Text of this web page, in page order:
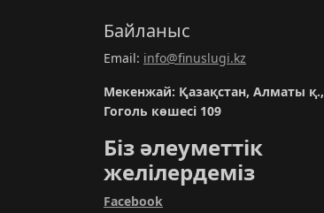
Байланыс
Email: info@finuslugi.kz
Мекенжай: Қазақстан, Алматы қ.,
Гоголь көшесі 109
Біз әлеуметтік
желілердеміз
Facebook